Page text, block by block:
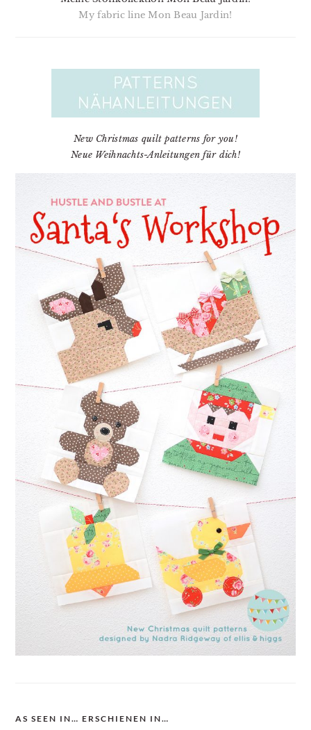
My fabric line Mon Beau Jardin!
New Christmas quilt patterns for you!
Neue Weihnachts-Anleitungen für dich!
AS SEEN IN… ERSCHIENEN IN…